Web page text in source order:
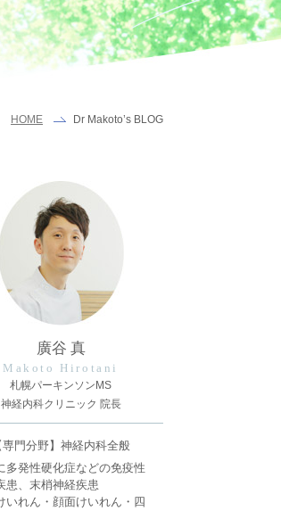
HOME Dr Makoto’s BLOG
廣谷 真
Makoto Hirotani
札幌パーキンソンMS
神経内科クリニック 院長
専門分野】神経内科全般
多発性硬化症などの免疫性
患、末梢神経疾患
いれん・顔面けいれん・四